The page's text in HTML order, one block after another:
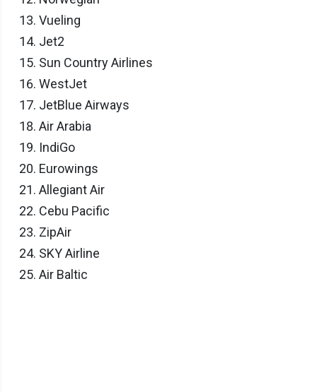
Vueling
Jet2
Sun Country Airlines
WestJet
JetBlue Airways
Air Arabia
IndiGo
Eurowings
Allegiant Air
Cebu Pacific
ZipAir
SKY Airline
Air Baltic